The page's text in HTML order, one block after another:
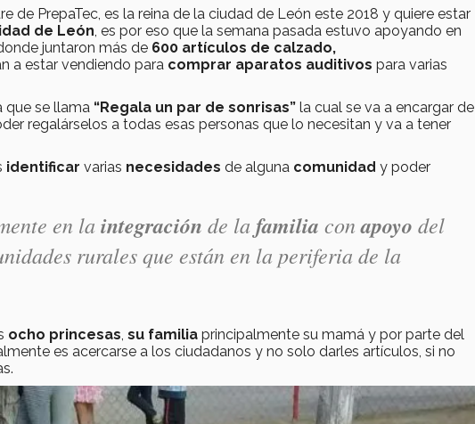
de PrepaTec, es la reina de la ciudad de León este 2018 y quiere estar
de León, es por eso que la semana pasada estuvo apoyando en
juntaron más de 600 artículos de calzado,
a estar vendiendo para comprar aparatos auditivos para varias
que se llama “Regala un par de sonrisas” la cual se va a encargar de
regalárselos a todas esas personas que lo necesitan y va a tener
identificar varias necesidades de alguna comunidad y poder
en laintegración de lafamilia conapoyo del
rurales que están en la periferia de la
ocho princesas, su familia principalmente su mamá y por parte del
es acercarse a los ciudadanos y no solo darles artículos, si no